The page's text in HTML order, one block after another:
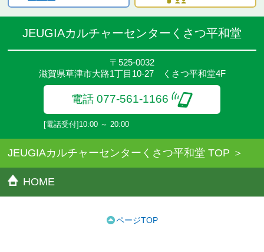
JEUGIAカルチャーセンターくさつ平和堂
〒525-0032
滋賀県草津市大路1丁目10-27 くさつ平和堂4F
電話 077-561-1166
[電話受付]10:00 ～ 20:00
JEUGIAカルチャーセンターくさつ平和堂 TOP
HOME
ページTOP